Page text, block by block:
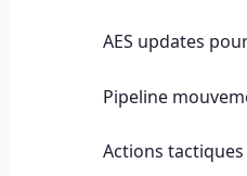
AES updates
Pipeline
Actions